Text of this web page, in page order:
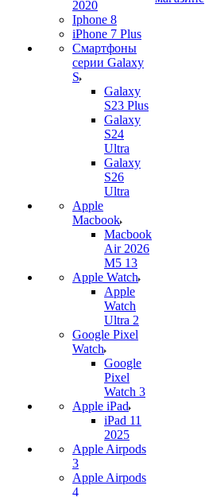
2020
Iphone 8
iPhone 7 Plus
Смартфоны
серии Galaxy
S
Galaxy
S23 Plus
Galaxy
S24
Ultra
Galaxy
S26
Ultra
Apple
Macbook
Macbook
Air 2026
M5 13
Apple Watch
Apple
Watch
Ultra 2
Google Pixel
Watch
Google
Pixel
Watch 3
Apple iPad
iPad 11
2025
Apple Airpods
3
Apple Airpods
4